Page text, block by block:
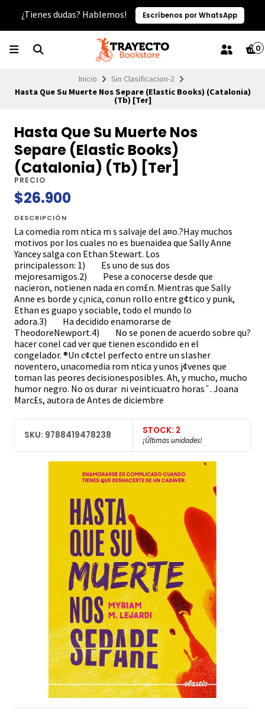
¿Tienes dudas? Hablemos! Escríbenos por WhatsApp
0
Inicio
Sin Clasificacion-2
Hasta Que Su Muerte Nos Separe (Elastic Books) (Catalonia)
(Tb) [Ter]
Hasta Que Su Muerte Nos
Separe (Elastic Books)
(Catalonia) (Tb) [Ter]
PRECIO
$26.900
DESCRIPCIÓN
La comedia rom ntica m s salvaje del a¤o.?Hay muchos
motivos por los cuales no es buenaidea que Sally Anne
Yancey salga con Ethan Stewart. Los
principalesson: 1) Es uno de sus dos
mejoresamigos.2) Pese a conocerse desde que
nacieron, notienen nada en com£n. Mientras que Sally
Anne es borde y c¡nica, conun rollo entre g¢tico y punk,
Ethan es guapo y sociable, todo el mundo lo
adora.3) Ha decidido enamorarse de
TheodoreNewport.4) No se ponen de acuerdo sobre qu?
hacer conel cad ver que tienen escondido en el
congelador. ®Un c¢ctel perfecto entre un slasher
noventero, unacomedia rom ntica y unos j¢venes que
toman las peores decisionesposibles. Ah, y mucho, mucho
humor negro. No os durar ni veinticuatro horas¯. Joana
Marc£s, autora de Antes de diciembre
SKU: 9788419478238 STOCK: 2
¡Últimas unidades!